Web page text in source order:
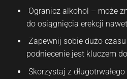
Ogranicz alkohol – może
do osiągnięcia erekcji
Zapewnij sobie dużo
podniecenie jest kluczem
Skorzystaj z